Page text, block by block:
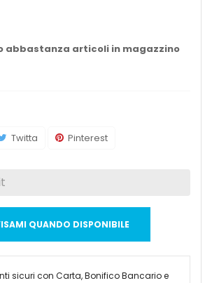
abbastanza articoli in magazzino
Twitta Pinterest
QUANDO DISPONIBILE
sicuri con Carta, Bonifico Bancario e